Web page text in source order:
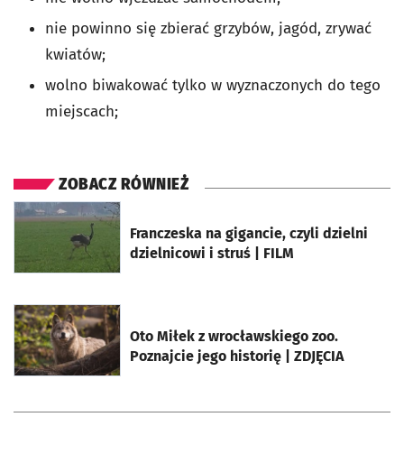
nie powinno się zbierać grzybów, jagód, zrywać
kwiatów;
wolno biwakować tylko w wyznaczonych do tego
miejscach;
ZOBACZ RÓWNIEŻ
Franczeska na gigancie, czyli dzielni
dzielnicowi i struś | FILM
otworzy się w nowej karcie
Oto Miłek z wrocławskiego zoo.
Poznajcie jego historię | ZDJĘCIA
otworzy się w nowej karcie